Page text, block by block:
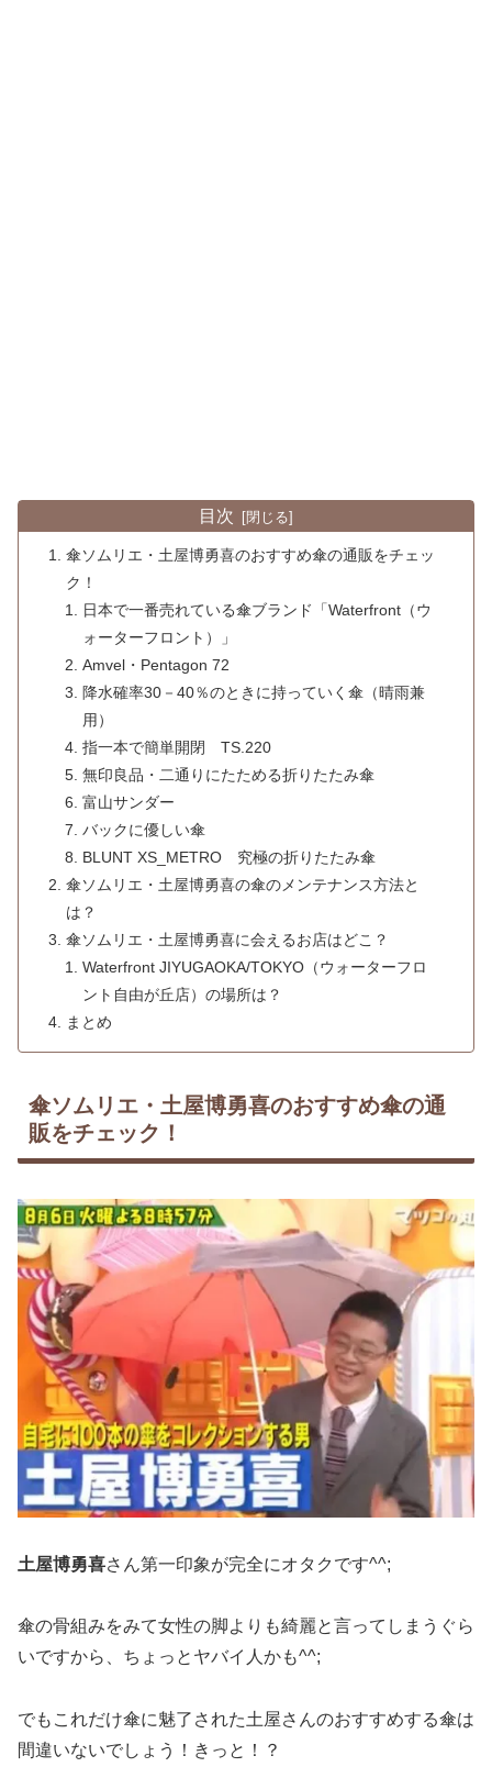
目次
傘ソムリエ・土屋博勇喜のおすすめ傘の通販をチェッ
ク！
日本で一番売れている傘ブランド「Waterfront（ウ
ォーターフロント）」
Amvel・Pentagon 72
降水確率30－40％のときに持っていく傘（晴雨兼
用）
指一本で簡単開閉 TS.220
無印良品・二通りにたためる折りたたみ傘
富山サンダー
バックに優しい傘
BLUNT XS_METRO 究極の折りたたみ傘
傘ソムリエ・土屋博勇喜の傘のメンテナンス方法と
は？
傘ソムリエ・土屋博勇喜に会えるお店はどこ？
Waterfront JIYUGAOKA/TOKYO（ウォーターフロ
ント自由が丘店）の場所は？
まとめ
傘ソムリエ・土屋博勇喜のおすすめ傘の通
販をチェック！
土屋博勇喜さん第一印象が完全にオタクです^^;
傘の骨組みをみて女性の脚よりも綺麗と言ってしまうぐら
いですから、ちょっとヤバイ人かも^^;
でもこれだけ傘に魅了された土屋さんのおすすめする傘は
間違いないでしょう！きっと！？